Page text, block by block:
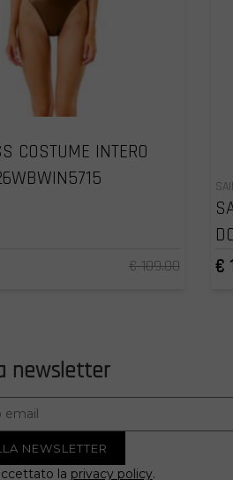
COSTUME INTERO
€ 109.00
€
newsletter
la privacy policy.